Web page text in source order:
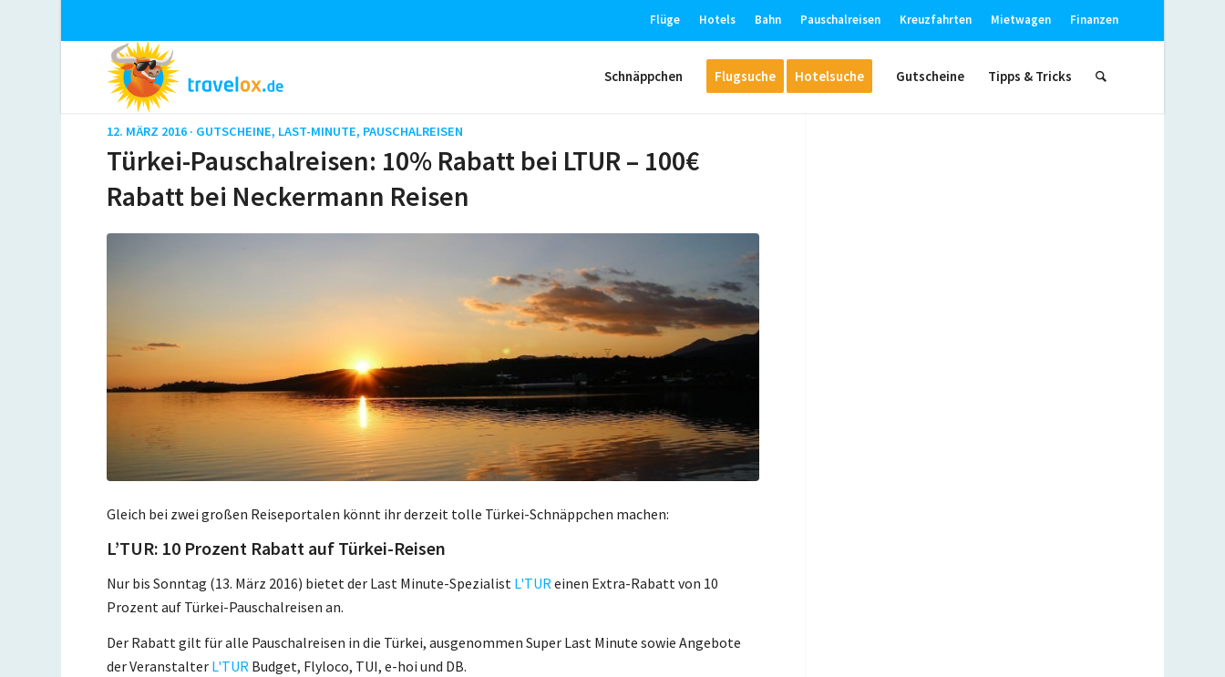
Flüge Hotels Bahn Pauschalreisen Kreuzfahrten Mietwagen Finanzen
Schnäppchen Flugsuche Hotelsuche Gutscheine Tipps & Tricks
12. MÄRZ 2016 · GUTSCHEINE, LAST-MINUTE, PAUSCHALREISEN
Türkei-Pauschalreisen: 10% Rabatt bei LTUR – 100€
Rabatt bei Neckermann Reisen
Gleich bei zwei großen Reiseportalen könnt ihr derzeit tolle Türkei-Schnäppchen machen:
L’TUR: 10 Prozent Rabatt auf Türkei-Reisen
Nur bis Sonntag (13. März 2016) bietet der Last Minute-Spezialist L'TUR einen Extra-Rabatt von 10
Prozent auf Türkei-Pauschalreisen an.
Der Rabatt gilt für alle Pauschalreisen in die Türkei, ausgenommen Super Last Minute sowie Angebote
der Veranstalter L'TUR Budget, Flyloco, TUI, e-hoi und DB.